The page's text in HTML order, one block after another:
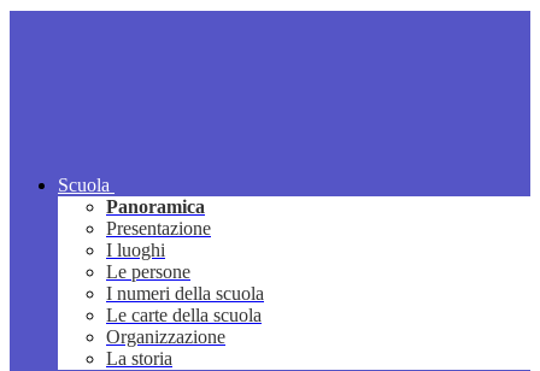
Scuola
Panoramica
Presentazione
I luoghi
Le persone
I numeri della scuola
Le carte della scuola
Organizzazione
La storia